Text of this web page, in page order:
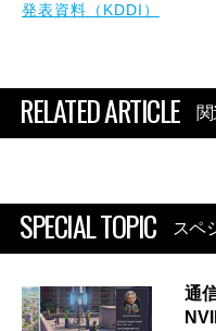
発表資料（KDDI）
RELATED ARTICLE
SPECIAL TOPIC スペ
通